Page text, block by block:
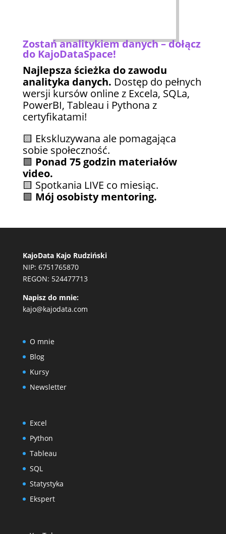
Zostań analitykiem danych – dołącz
do KajoDataSpace!
Najlepsza ścieżka do zawodu
analityka danych. Dostęp do pełnych
wersji kursów online z Excela, SQLa,
PowerBI, Tableau i Pythona z
certyfikatami!
🟨 Ekskluzywana ale pomagająca
sobie społeczność.
🟩 Ponad 75 godzin materiałów
video.
🟨 Spotkania LIVE co miesiąc.
🟩 Mój osobisty mentoring.
KajoData Kajo Rudziński
NIP: 6751765870
REGON: 524477713
Napisz do mnie:
kajo@kajodata.com
O mnie
Blog
Kursy
Newsletter
Excel
Python
Tableau
SQL
Statystyka
Ekspert